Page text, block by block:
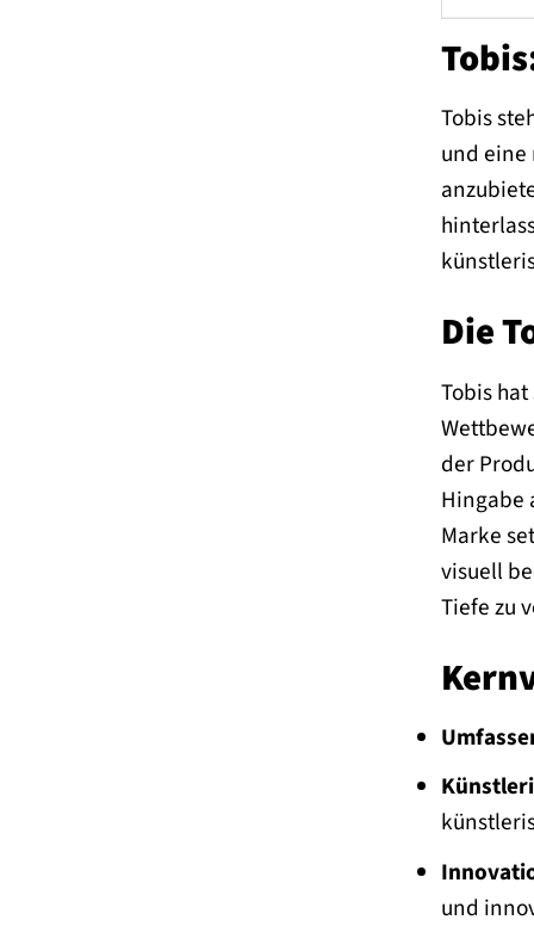
Tobis
und eine
Die
Tobis
der
Hingabe
Marke
visuell
Tiefe zu
und